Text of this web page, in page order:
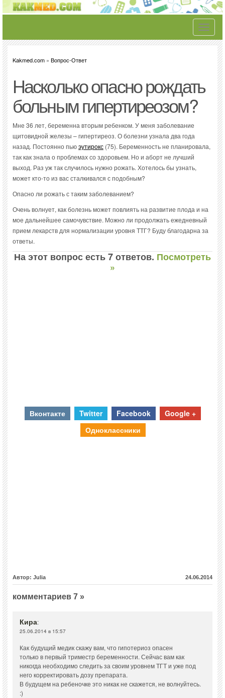
Toggle
Kakmed.com » Вопрос-Ответ
Насколько опасно рождать
больным гипертиреозом?
Мне 36 лет, беременна вторым ребенком. У меня заболевание
щитовидной железы – гипертиреоз. О болезни узнала два года
назад. Постоянно пьюэутирокс (75). Беременность не планировала,
так как знала о проблемах со здоровьем. Но и аборт не лучший
выход. Раз уж так случилось нужно рожать. Хотелось бы узнать,
может кто-то из вас сталкивался с подобным?
Опасно ли рожать с таким заболеванием?
Очень волнует, как болезнь может повлиять на развитие плода и на
мое дальнейшее самочувствие. Можно ли продолжать ежедневный
прием лекарств для нормализации уровня ТТГ? Буду благодарна за
ответы.
На этот вопрос есть 7 ответов. Посмотреть
»
Вконтакте Twitter Facebook
Google +
Одноклассники
Автор: Julia 24.06.2014
комментариев 7 »
Кира:
25.06.2014 в 15:57
Как будущий медик скажу вам, что гипотериоз опасен
только в первый триместр беременности. Сейчас вам как
никогда необходимо следить за своим уровнем ТГТ и уже под
него корректировать дозу препарата.
В будущем на ребеночке это никак не скажется, не волнуйтесь.
:)